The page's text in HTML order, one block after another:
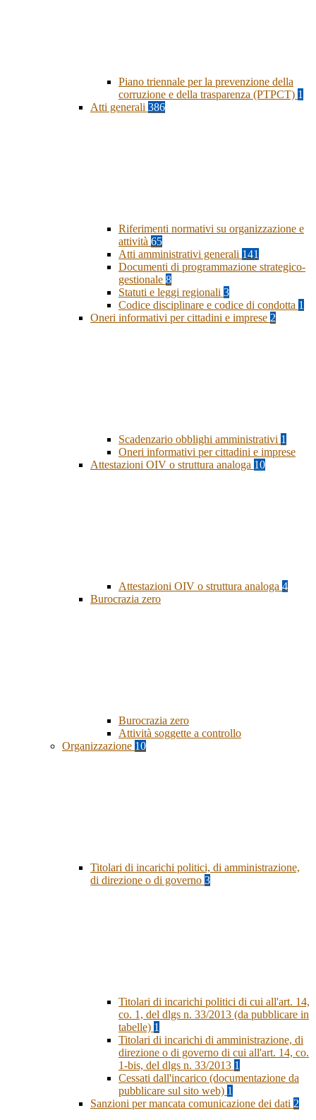
Piano triennale per la prevenzione della
corruzione e della trasparenza (PTPCT) 1
Atti generali 386
Riferimenti normativi su organizzazione e
attività 65
Atti amministrativi generali 141
Documenti di programmazione strategico-
gestionale 8
Statuti e leggi regionali 3
Codice disciplinare e codice di condotta 1
Oneri informativi per cittadini e imprese 2
Scadenzario obblighi amministrativi 1
Oneri informativi per cittadini e imprese
Attestazioni OIV o struttura analoga 10
Attestazioni OIV o struttura analoga 4
Burocrazia zero
Burocrazia zero
Attività soggette a controllo
Organizzazione 10
Titolari di incarichi politici, di amministrazione,
di direzione o di governo 3
Titolari di incarichi politici di cui all'art. 14,
co. 1, del dlgs n. 33/2013 (da pubblicare in
tabelle) 1
Titolari di incarichi di amministrazione, di
direzione o di governo di cui all'art. 14, co.
1-bis, del dlgs n. 33/2013 1
Cessati dall'incarico (documentazione da
pubblicare sul sito web) 1
Sanzioni per mancata comunicazione dei dati 2